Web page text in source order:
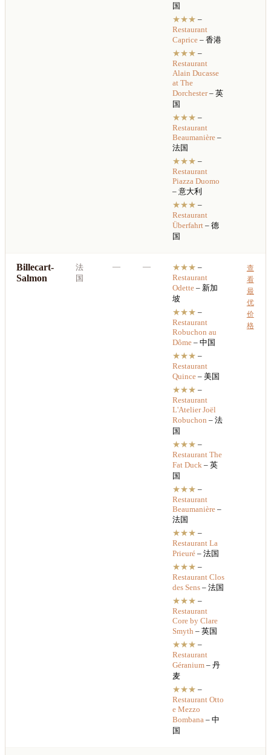
国
★★★ –
Restaurant
Caprice– 香港
★★★ –
Restaurant
Alain Ducasse
at The
Dorchester– 英
国
★★★ –
Restaurant
Beaumanière–
法国
★★★ –
Restaurant
Piazza Duomo
– 意大利
★★★ –
Restaurant
Überfahrt– 德
国
Billecart-
Salmon
法
国
— — ★★★ –
Restaurant
Odette– 新加
坡
★★★ –
Restaurant
Robuchon au
Dôme– 中国
★★★ –
Restaurant
Quince– 美国
★★★ –
Restaurant
L'Atelier Joël
Robuchon – 法
国
★★★ –
Restaurant The
Fat Duck – 英
国
★★★ –
Restaurant
Beaumanière–
法国
★★★ –
Restaurant La
Prieuré– 法国
★★★ –
Restaurant Clos
des Sens– 法国
★★★ –
Restaurant
Core by Clare
Smyth – 英国
★★★ –
Restaurant
Géranium– 丹
麦
★★★ –
Restaurant Otto
e Mezzo
Bombana – 中
国
查
看
最
优
价
格